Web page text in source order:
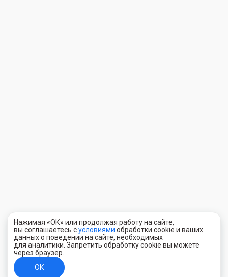
Нажимая «ОК» или продолжая работу на сайте,
вы соглашаетесь сусловиями обработки cookie и ваших
данных о поведении на сайте, необходимых
для аналитики. Запретить обработку cookie вы можете
через браузер.
ОК